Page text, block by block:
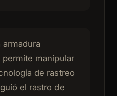
armadura
manipular
de rastreo
el rastro de